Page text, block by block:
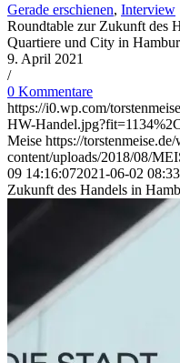
Gerade erschienen, Interview
Roundtable zur Zukunft des
Quartiere und City in
9. April 2021
/
0 Kommentare
https://i0.wp.com/
HW-
Meise https://
content/uploads/2018/08/
09 14:16:072021-06-02
Zukunft des Handels in